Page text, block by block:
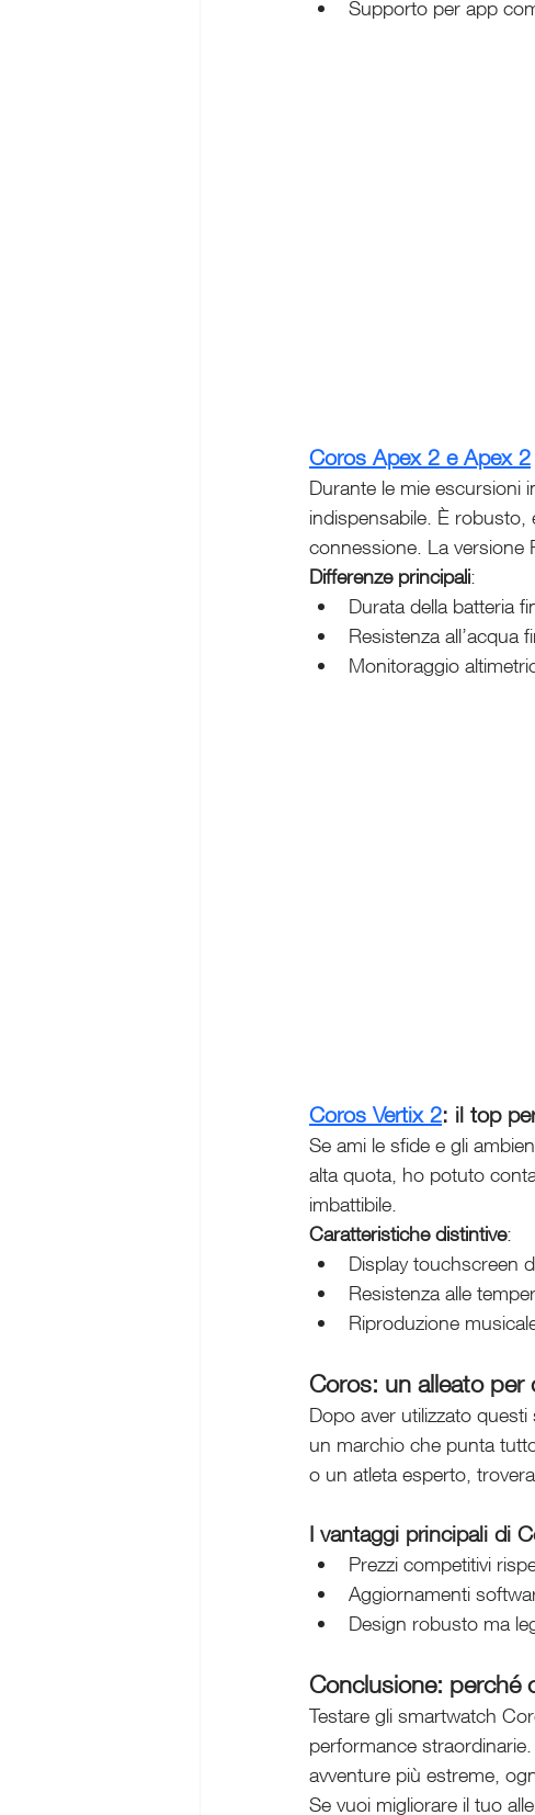
Supporto per app
Coros Apex 2 e Apex 2
Durante le mie escursioni
indispensabile. È robusto,
connessione. La versione
Differenze principali:
Durata della batteria
Resistenza all’acqua
Monitoraggio
Coros Vertix 2: il top
Se ami le sfide e gli
alta quota, ho potuto
imbattibile.
Caratteristiche distintive:
Display touchscreen
Resistenza alle
Riproduzione
Coros: un alleato per
Dopo aver utilizzato
un marchio che punta
o un atleta esperto,
I vantaggi principali di
Prezzi competitivi
Aggiornamenti
Design robusto ma
Conclusione: perché
Testare gli smartwatch
performance straordinarie.
avventure più estreme,
Se vuoi migliorare il tuo